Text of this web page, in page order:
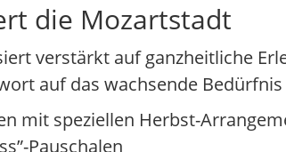
die Mozartstadt
verstärkt auf ganzheitliche
auf das wachsende
mit speziellen Herbst-
Pauschalen